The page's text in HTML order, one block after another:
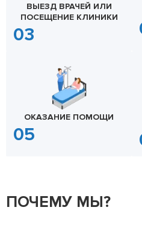
ВЫЕЗД ВРАЧЕЙ ИЛИ
ПОСЕЩЕНИЕ КЛИНИКИ
ОКАЗАНИЕ ПОМОЩИ
ПОЧЕМУ МЫ?